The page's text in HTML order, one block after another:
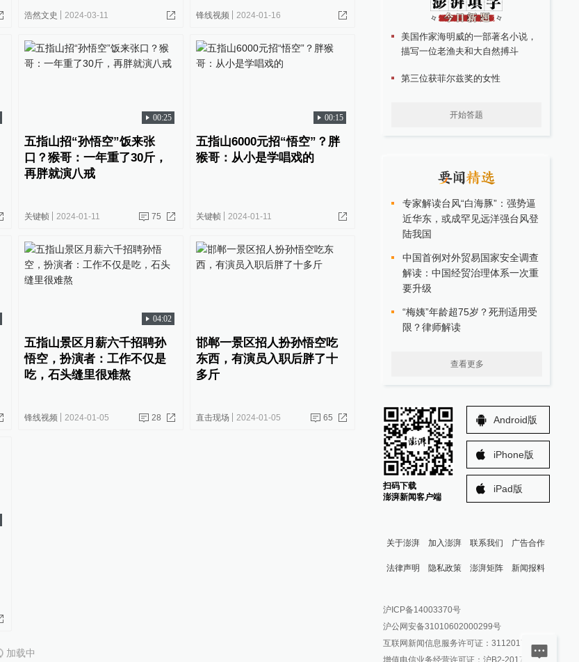
浩然文史 2024-03-11 锋线视频 2024-01-16
00:25
五指山招“孙悟空”饭来张
口？猴哥：一年重了30斤，
再胖就演八戒
关键帧 2024-01-11 75
00:15
五指山6000元招“悟空”？胖
猴哥：从小是学唱戏的
关键帧 2024-01-11
04:02
五指山景区月薪六千招聘孙
悟空，扮演者：工作不仅是
吃，石头缝里很难熬
锋线视频 2024-01-05 28
邯郸一景区招人扮孙悟空吃
东西，有演员入职后胖了十
多斤
直击现场 2024-01-05 65
加载中
美国作家海明威的一部著名小说，
描写一位老渔夫和大自然搏斗
第三位获菲尔兹奖的女性
开始答题
专家解读台风“白海豚”：强势逼
近华东，或成罕见远洋强台风登
陆我国
中国首例对外贸易国家安全调查
解读：中国经贸治理体系一次重
要升级
“梅姨”年龄超75岁？死刑适用受
限？律师解读
查看更多
扫码下载
澎湃新闻客户端
Android版
iPhone版
iPad版
关于澎湃 加入澎湃 联系我们 广告合作
法律声明 隐私政策 澎湃矩阵
澎湃新闻公众号
澎湃新闻抖音号
派生万物开放平台
新闻报料
报料邮箱: news@thepaper.cn
沪ICP备14003370号
沪公网安备31010602000299号
互联网新闻信息服务许可证：31120170006
增值电信业务经营许可证：沪B2-2017116